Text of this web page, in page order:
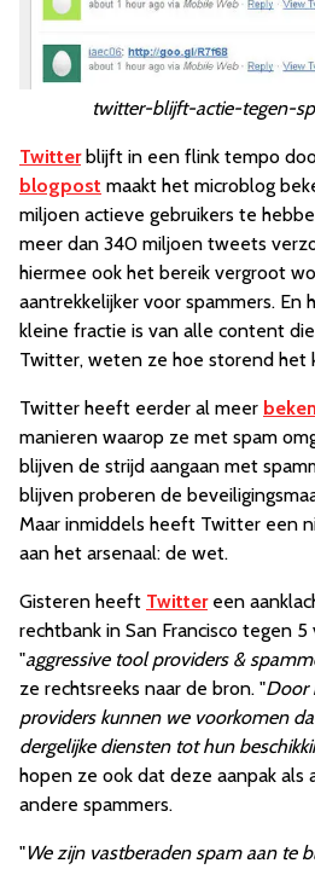
twitter-blijft-actie-tegen-
Twitterblijft in een flink tempo
blogpost maakt het microblog
miljoen actieve gebruikers te
meer dan 340 miljoen tweets
hiermee ook het bereik vergroot
aantrekkelijker voor spammers. En
kleine fractie is van alle content
Twitter, weten ze hoe storend het
Twitter heeft eerder al meer
manieren waarop ze met spam
blijven de strijd aangaan met
blijven proberen de
Maar inmiddels heeft Twitter een
aan het arsenaal: de wet.
Gisteren heeft Twittereen
rechtbank in San Francisco tegen
"aggressive tool providers &
ze rechtsreeks naar de bron. "Door
providers kunnen we voorkomen
dergelijke diensten tot hun
hopen ze ook dat deze aanpak als
andere spammers.
"We zijn vastberaden spam aan te